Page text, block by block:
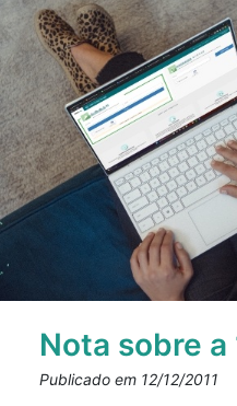
Nota sobre
Publicado em 12/12/2011